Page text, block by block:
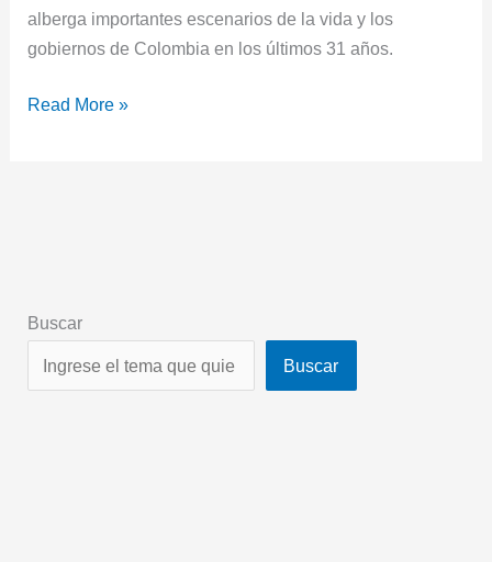
alberga importantes escenarios de la vida y los
gobiernos de Colombia en los últimos 31 años.
Read More »
Buscar
Buscar